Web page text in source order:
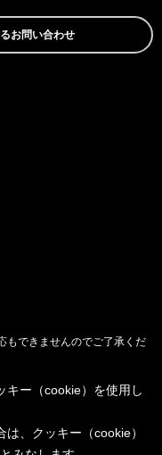
お問い合わせ
もできませんのでご了承くだ
キー（cookie）を使用し
、クッキー（cookie）